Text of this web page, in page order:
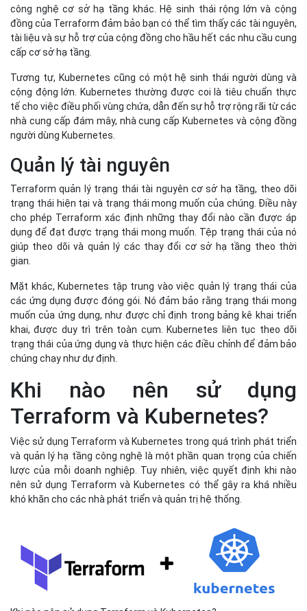
công nghệ cơ sở hạ tầng khác. Hệ sinh thái rộng lớn và cộng
đồng của Terraform đảm bảo bạn có thể tìm thấy các tài nguyên,
tài liệu và sự hỗ trợ của cộng đồng cho hầu hết các nhu cầu cung
cấp cơ sở hạ tầng.
Tương tự, Kubernetes cũng có một hệ sinh thái người dùng và
cộng động lớn. Kubernetes thường được coi là tiêu chuẩn thực
tế cho việc điều phối vùng chứa, dẫn đến sự hỗ trợ rộng rãi từ các
nhà cung cấp đám mây, nhà cung cấp Kubernetes và cộng đồng
người dùng Kubernetes.
Quản lý tài nguyên
Terraform quản lý trạng thái tài nguyên cơ sở hạ tầng, theo dõi
trạng thái hiện tại và trạng thái mong muốn của chúng. Điều này
cho phép Terraform xác định những thay đổi nào cần được áp
dụng để đạt được trạng thái mong muốn. Tệp trạng thái của nó
giúp theo dõi và quản lý các thay đổi cơ sở hạ tầng theo thời
gian.
Mặt khác, Kubernetes tập trung vào việc quản lý trạng thái của
các ứng dụng được đóng gói. Nó đảm bảo rằng trạng thái mong
muốn của ứng dụng, như được chỉ định trong bảng kê khai triển
khai, được duy trì trên toàn cụm. Kubernetes liên tục theo dõi
trạng thái của ứng dụng và thực hiện các điều chỉnh để đảm bảo
chúng chạy như dự định.
Khi nào nên sử dụng
Terraform và Kubernetes?
Việc sử dụng Terraform và Kubernetes trong quá trình phát triển
và quản lý hạ tầng công nghệ là một phần quan trọng của chiến
lược của mỗi doanh nghiệp. Tuy nhiên, việc quyết định khi nào
nên sử dụng Terraform và Kubernetes có thể gây ra khá nhiều
khó khăn cho các nhà phát triển và quản trị hệ thống.